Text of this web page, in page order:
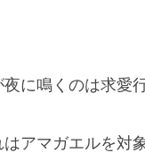
夜に鳴くのは求愛
はアマガエルを対